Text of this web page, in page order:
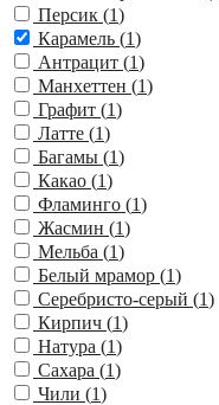
Персик (1)
Карамель (1)
Антрацит (1)
Манхеттен (1)
Графит (1)
Латте (1)
Багамы (1)
Какао (1)
Фламинго (1)
Жасмин (1)
Мельба (1)
Белый мрамор (1)
Серебристо-серый (1)
Кирпич (1)
Натура (1)
Сахара (1)
Чили (1)